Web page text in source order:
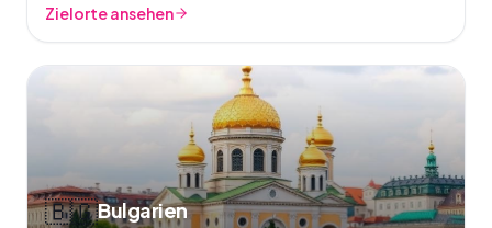
Zielorte ansehen
🇧🇬Bulgarien